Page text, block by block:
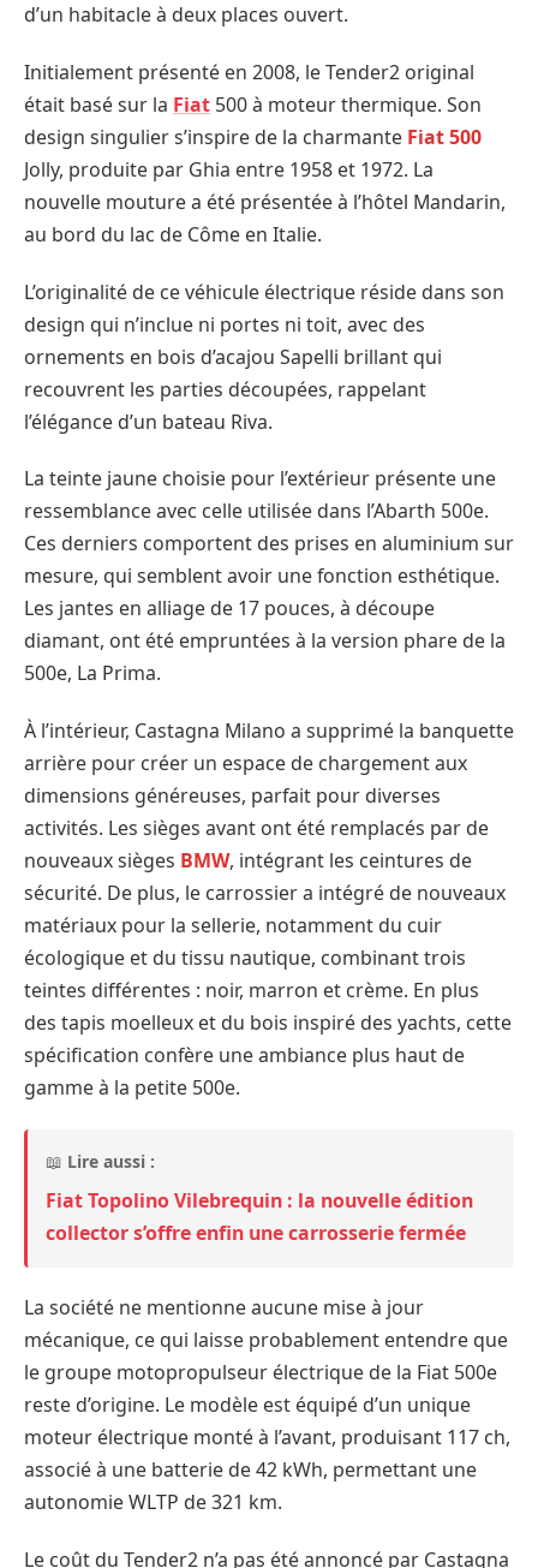
d’un habitacle à deux places ouvert.
Initialement présenté en 2008, le Tender2 original
était basé sur la Fiat 500 à moteur thermique. Son
design singulier s’inspire de la charmante Fiat 500
Jolly, produite par Ghia entre 1958 et 1972. La
nouvelle mouture a été présentée à l’hôtel Mandarin,
au bord du lac de Côme en Italie.
L’originalité de ce véhicule électrique réside dans son
design qui n’inclue ni portes ni toit, avec des
ornements en bois d’acajou Sapelli brillant qui
recouvrent les parties découpées, rappelant
l’élégance d’un bateau Riva.
La teinte jaune choisie pour l’extérieur présente une
ressemblance avec celle utilisée dans l’Abarth 500e.
Ces derniers comportent des prises en aluminium sur
mesure, qui semblent avoir une fonction esthétique.
Les jantes en alliage de 17 pouces, à découpe
diamant, ont été empruntées à la version phare de la
500e, La Prima.
À l’intérieur, Castagna Milano a supprimé la banquette
arrière pour créer un espace de chargement aux
dimensions généreuses, parfait pour diverses
activités. Les sièges avant ont été remplacés par de
nouveaux sièges BMW, intégrant les ceintures de
sécurité. De plus, le carrossier a intégré de nouveaux
matériaux pour la sellerie, notamment du cuir
écologique et du tissu nautique, combinant trois
teintes différentes : noir, marron et crème. En plus
des tapis moelleux et du bois inspiré des yachts, cette
spécification confère une ambiance plus haut de
gamme à la petite 500e.
📖 Lire aussi :
Fiat Topolino Vilebrequin : la nouvelle édition
collector s’offre enfin une carrosserie fermée
La société ne mentionne aucune mise à jour
mécanique, ce qui laisse probablement entendre que
le groupe motopropulseur électrique de la Fiat 500e
reste d’origine. Le modèle est équipé d’un unique
moteur électrique monté à l’avant, produisant 117 ch,
associé à une batterie de 42 kWh, permettant une
autonomie WLTP de 321 km.
Le coût du Tender2 n’a pas été annoncé par Castagna